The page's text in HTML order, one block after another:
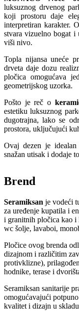
luksuznog drvenog
koji prostoru daje
interpretiran karakter.
stvara vizuelno bogat
viši nivo.
Topla nijansa uneće
drveta daje dozu
pločica omogućava
geometrijskog uzorka.
Pošto je reč o
estetiku luksuznog
dugotrajna, lako se
prostora, uključujući
Ovaj dezen je
snažan utisak i dodaje
Brend
Seramiksan je vodeći
za uređenje kupatila i
i granitnih pločica kao i
wc šolje, lavaboi,
Pločice ovog brenda
dizajnom i različitim
protivklizne),
hodnike, terase i
Seramiksan sanitarije
omogućavajući
kvalitet i dizajn u